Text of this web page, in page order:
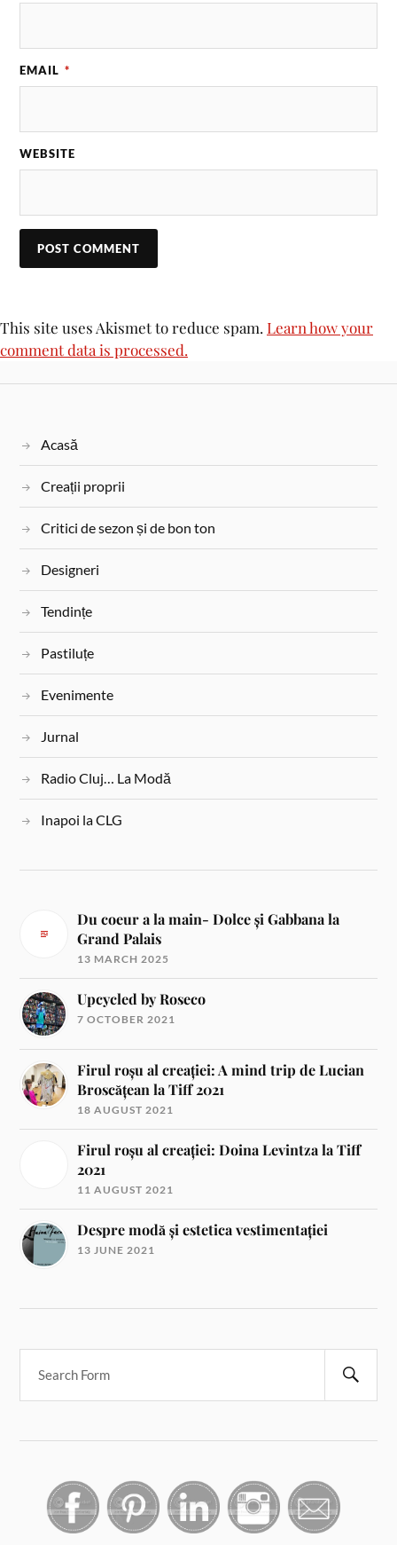
EMAIL *
WEBSITE
This site uses Akismet to reduce spam. Learn how your
comment data is processed.
Acasă
Creații proprii
Critici de sezon și de bon ton
Designeri
Tendințe
Pastiluțe
Evenimente
Jurnal
Radio Cluj… La Modă
Inapoi la CLG
Du coeur a la main- Dolce și Gabbana la
Grand Palais
13 MARCH 2025
Upcycled by Roseco
7 OCTOBER 2021
Firul roșu al creației: A mind trip de Lucian
Broscățean la Tiff 2021
18 AUGUST 2021
Firul roșu al creației: Doina Levintza la Tiff
2021
11 AUGUST 2021
Despre modă și estetica vestimentației
13 JUNE 2021